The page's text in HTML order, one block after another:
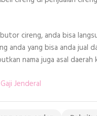
cireng, anda bisa
anda yang bisa anda
nama juga asal
Jenderal